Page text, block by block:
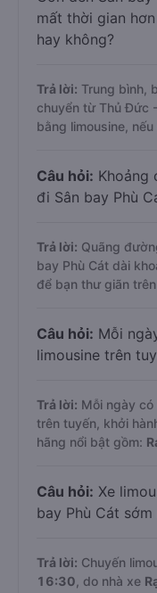
mất thời gian
hay không?
Trả lời: Trung bình,
chuyển từ Thủ Đức
bằng limousine,
Câu hỏi: Khoảng
đi Sân bay Phù
Trả lời: Quãng
bay Phù Cát dài
để bạn thư giãn
Câu hỏi: Mỗi
limousine trên
Trả lời: Mỗi ngày có
trên tuyến, khởi
hãng nổi bật gồm:
Câu hỏi: Xe
bay Phù Cát sớm
Trả lời: Chuyến
16:30 , do nhà xe